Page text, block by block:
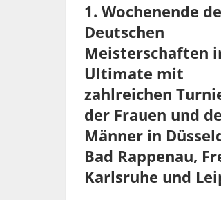
1. Wochenende
Deutschen
Meisterschaften
Ultimate mit
zahlreichen
der Frauen und
Männer in
Bad Rappenau,
Karlsruhe und